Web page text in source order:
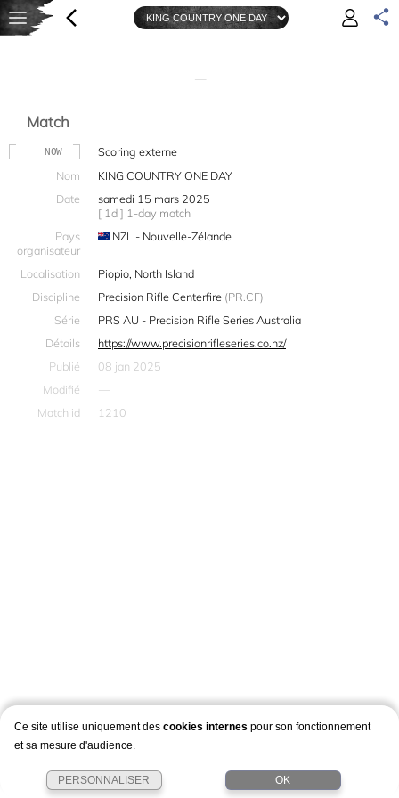
—
Match
NOW
Scoring externe
Nom
KING COUNTRY ONE DAY
Date
samedi 15 mars 2025
[ 1d ] 1-day match
Pays
organisateur
NZL - Nouvelle-Zélande
Localisation
Piopio, North Island
Discipline
Precision Rifle Centerfire (PR.CF)
Série
PRS AU - Precision Rifle Series Australia
Détails
https://www.precisionrifleseries.co.nz/
Publié
08 jan 2025
Modifié
—
Match id
1210
Ce site utilise uniquement des cookies internes pour son fonctionnement
et sa mesure d'audience.
PERSONNALISER OK